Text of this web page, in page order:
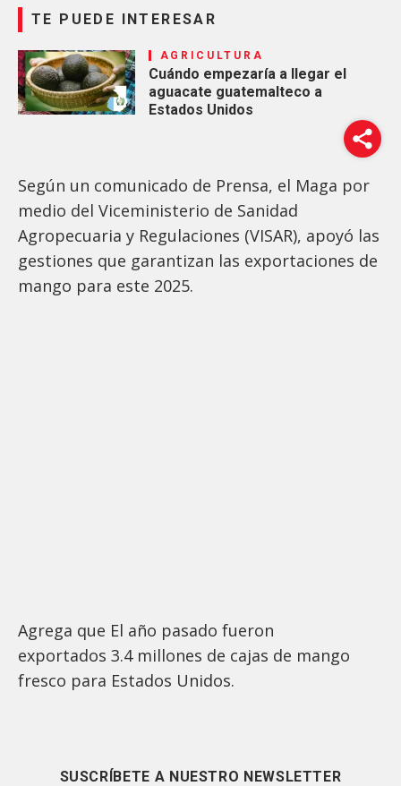
TE PUEDE INTERESAR
AGRICULTURA
Cuándo empezaría a llegar el
aguacate guatemalteco a
Estados Unidos
Según un comunicado de Prensa, el Maga por
medio del Viceministerio de Sanidad
Agropecuaria y Regulaciones (VISAR), apoyó las
gestiones que garantizan las exportaciones de
mango para este 2025.
Agrega que El año pasado fueron
exportados 3.4 millones de cajas de mango
fresco para Estados Unidos.
SUSCRÍBETE A NUESTRO NEWSLETTER